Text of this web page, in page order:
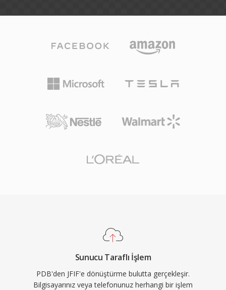
Sunucu Taraflı İşlem
PDB'den JFIF'e dönüştürme bulutta gerçekleşir.
Bilgisayarınız veya telefonunuz herhangi bir işlem